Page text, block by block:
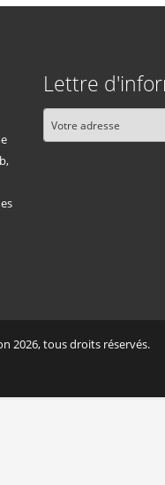
Lettre
2026, tous droits réservés.